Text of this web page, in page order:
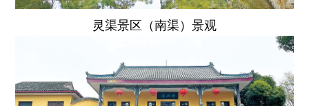
灵渠景区（南渠）景观